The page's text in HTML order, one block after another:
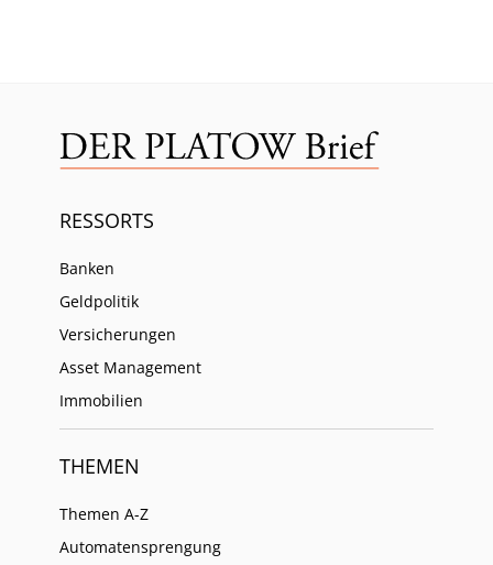
RESSORTS
Banken
Geldpolitik
Versicherungen
Asset Management
Immobilien
THEMEN
Themen A-Z
Automatensprengung